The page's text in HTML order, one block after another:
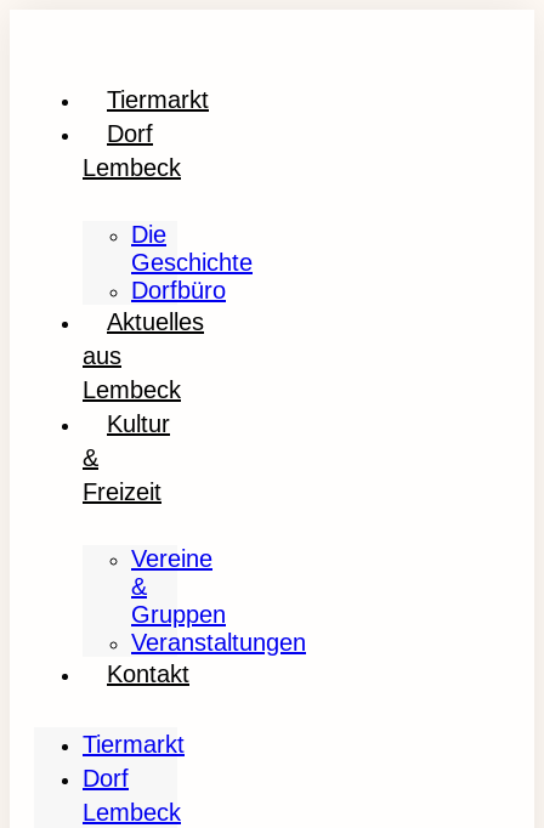
Tiermarkt
Dorf
Lembeck
Die
Geschichte
Dorfbüro
Aktuelles
aus
Lembeck
Kultur
&
Freizeit
Vereine
&
Gruppen
Veranstaltungen
Kontakt
Tiermarkt
Dorf
Lembeck